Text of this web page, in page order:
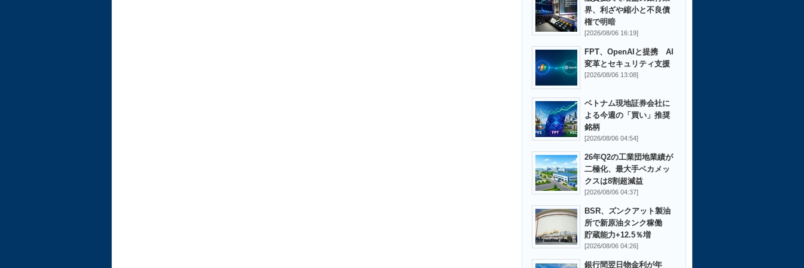
界、利ざや縮小と不良債
権で明暗
[2026/08/06 16:19]
FPT、OpenAIと提携 AI
変革とセキュリティ支援
[2026/08/06 13:08]
ベトナム現地証券会社に
よる今週の「買い」推奨
銘柄
[2026/08/06 04:54]
26年Q2の工業団地業績が
二極化、最大手ベカメッ
クスは8割超減益
[2026/08/06 04:37]
BSR、ズンクアット製油
所で新原油タンク稼働
貯蔵能力+12.5％増
[2026/08/06 04:26]
銀行間翌日物金利が年